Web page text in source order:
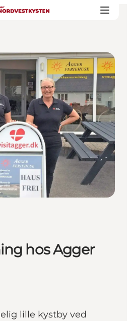
ferie
hos Agger
lille kystby ved